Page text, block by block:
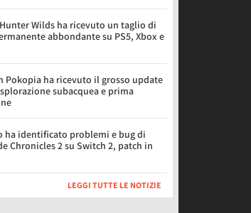
Wilds ha ricevuto un taglio di
abbondante su PS5, Xbox e
Pokopia ha ricevuto il grosso update
subacquea e prima
ha identificato problemi e bug di
Chronicles 2 su Switch 2, patch in
LEGGI TUTTE LE NOTIZIE